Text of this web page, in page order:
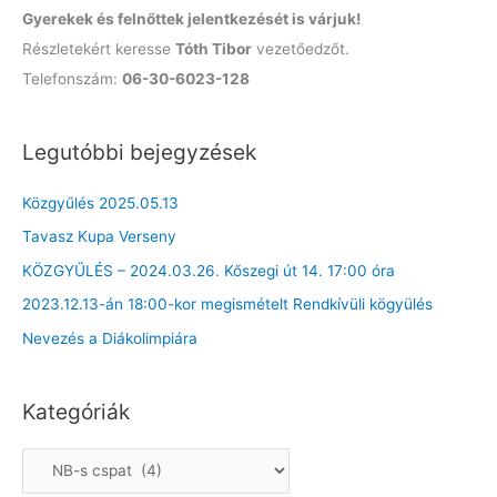
Gyerekek és felnőttek jelentkezését is várjuk!
Részletekért keresse Tóth Tibor vezetőedzőt.
Telefonszám: 06-30-6023-128
Legutóbbi bejegyzések
Közgyűlés 2025.05.13
Tavasz Kupa Verseny
KÖZGYŰLÉS – 2024.03.26. Kőszegi út 14. 17:00 óra
2023.12.13-án 18:00-kor megismételt Rendkívüli kögyülés
Nevezés a Diákolimpiára
Kategóriák
a